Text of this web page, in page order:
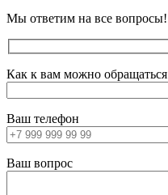
Мы ответим на все вопросы!
Как к вам можно обращаться
Ваш телефон
Ваш вопрос